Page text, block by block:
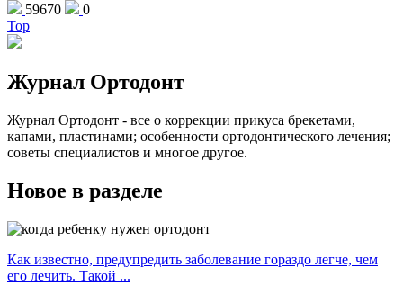
59670
0
Top
Журнал Ортодонт
Журнал Ортодонт - все о коррекции прикуса брекетами,
капами, пластинами; особенности ортодонтического лечения;
советы специалистов и многое другое.
Новое в разделе
Как известно, предупредить заболевание гораздо легче, чем
его лечить. Такой ...